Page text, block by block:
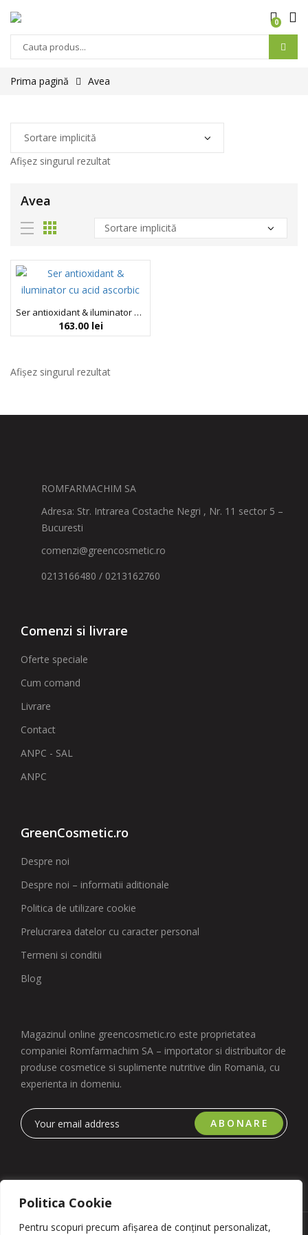
Politica Cookie
Pentru scopuri precum afișarea de conținut personalizat,
0
Prima pagină Avea
Afișez singurul rezultat
Avea
Ser antioxidant & iluminator cu acid ascorbic, Ascorbyl Glucoside, tocoferol si acid ferulic, Avea Vitamin Serum 16.5%, Avea, 20 ml
163.00 lei
Afișez singurul rezultat
ROMFARMACHIM SA
Adresa: Str. Intrarea Costache Negri , Nr. 11 sector 5 –
Bucuresti
comenzi@greencosmetic.ro
0213166480 / 0213162760
Comenzi si livrare
Oferte speciale
Cum comand
Livrare
Contact
ANPC - SAL
ANPC
GreenCosmetic.ro
Despre noi
Despre noi – informatii aditionale
Politica de utilizare cookie
Prelucrarea datelor cu caracter personal
Termeni si conditii
Blog
Magazinul online greencosmetic.ro este proprietatea
companiei Romfarmachim SA – importator si distribuitor de
produse cosmetice si suplimente nutritive din Romania, cu
experienta in domeniu.
ABONARE